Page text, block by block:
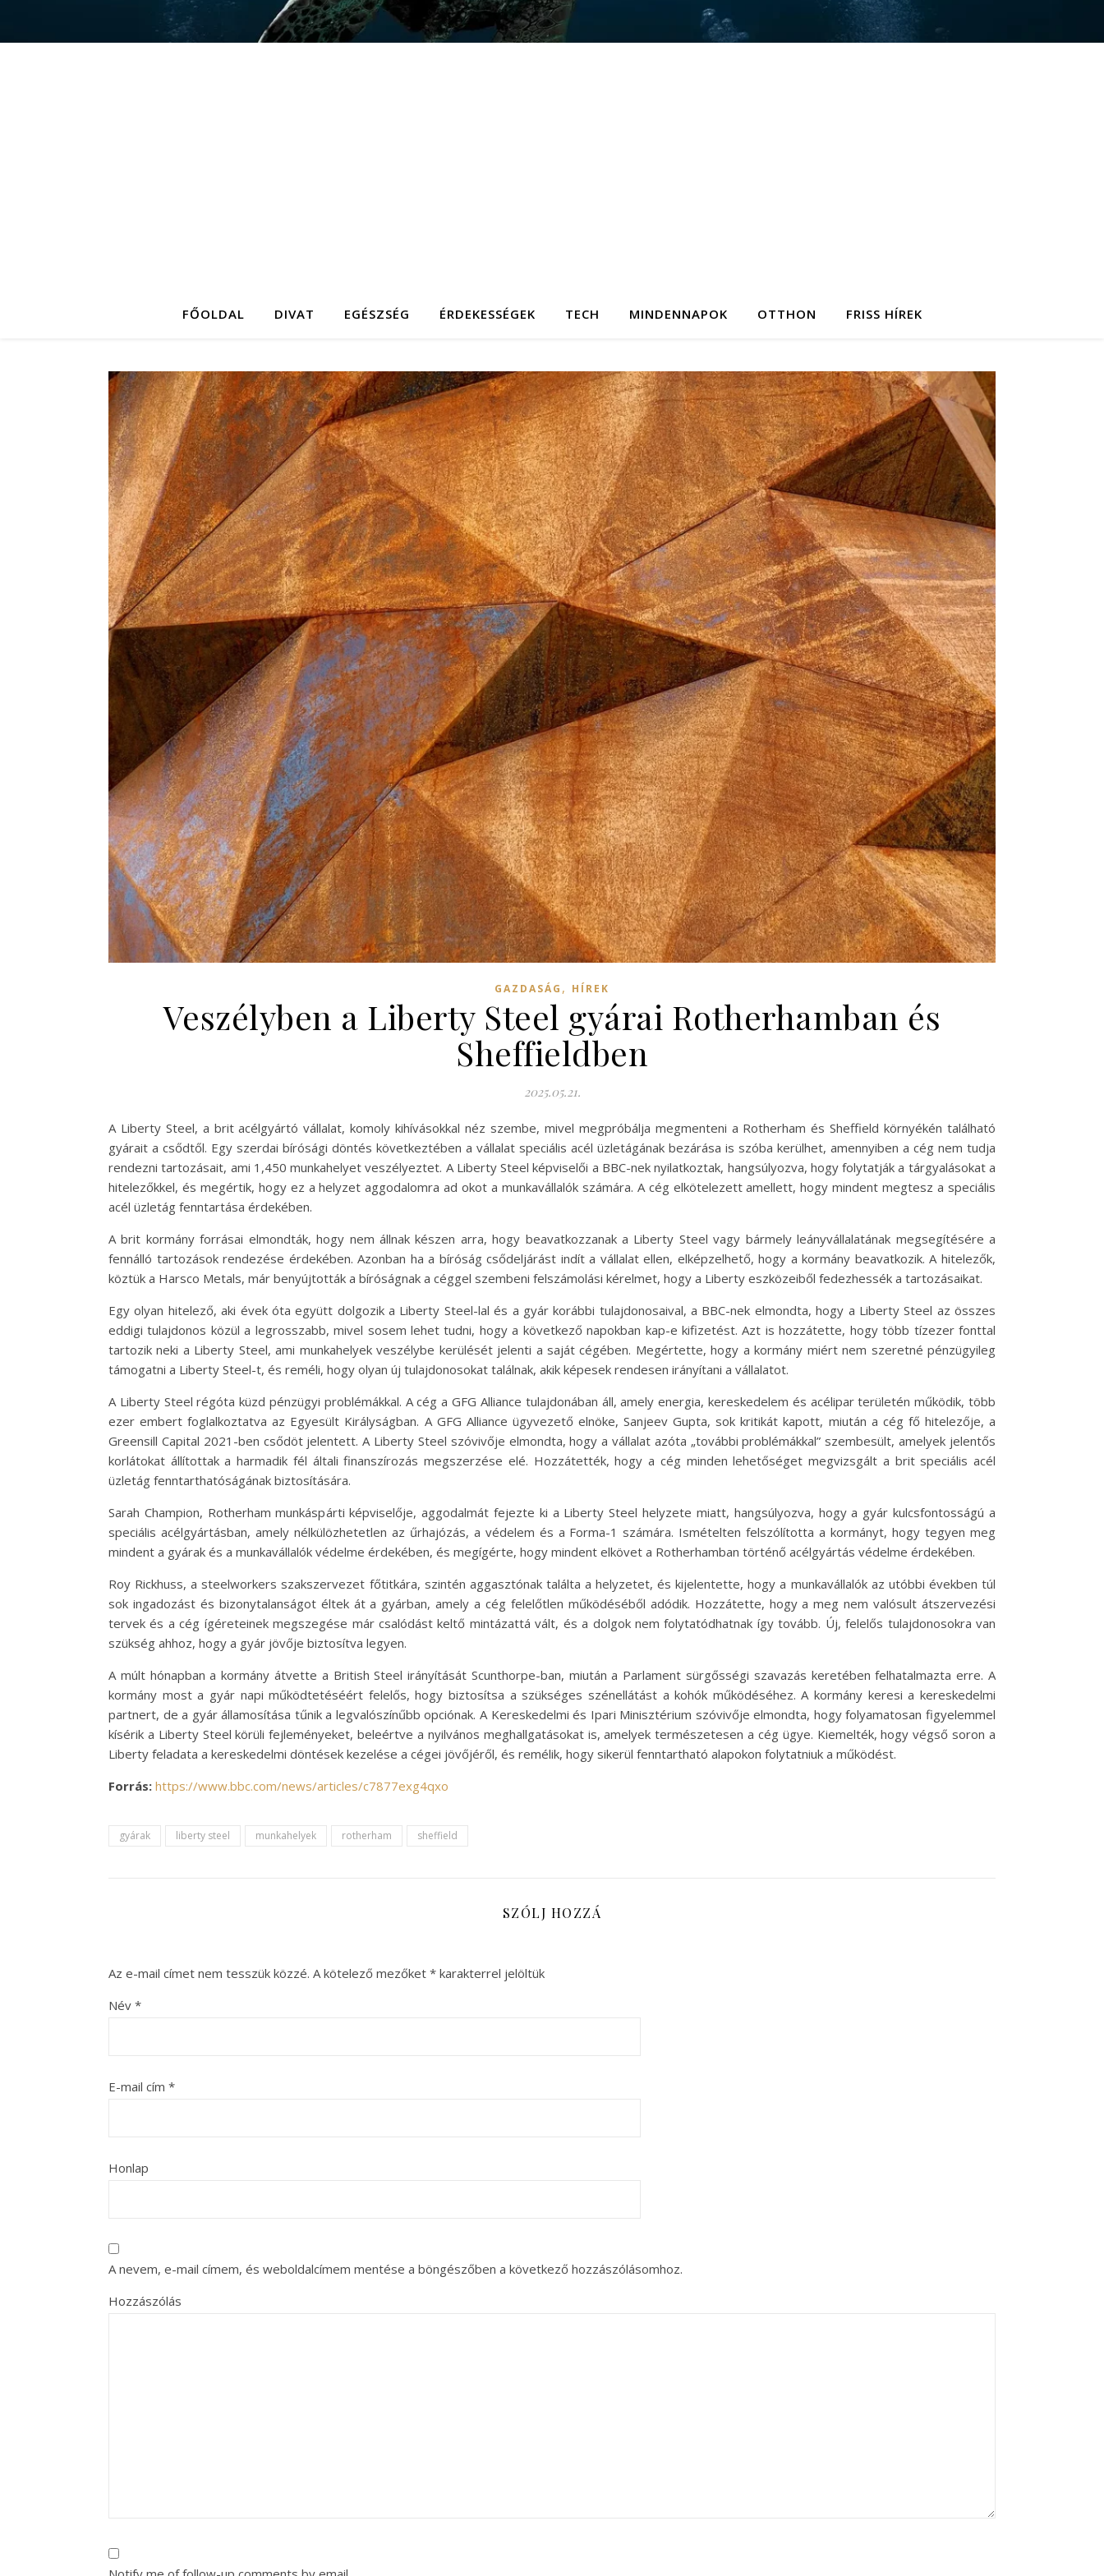
FŐOLDAL DIVAT EGÉSZSÉG ÉRDEKESSÉGEK TECH MINDENNAPOK OTTHON FRISS HÍREK
GAZDASÁG , HÍREK
Veszélyben a Liberty Steel gyárai Rotherhamban és
Sheffieldben
2025.05.21.
A Liberty Steel, a brit acélgyártó vállalat, komoly kihívásokkal néz szembe, mivel megpróbálja megmenteni a Rotherham és Sheffield környékén található
gyárait a csődtől. Egy szerdai bírósági döntés következtében a vállalat speciális acél üzletágának bezárása is szóba kerülhet, amennyiben a cég nem tudja
rendezni tartozásait, ami 1,450 munkahelyet veszélyeztet. A Liberty Steel képviselői a BBC-nek nyilatkoztak, hangsúlyozva, hogy folytatják a tárgyalásokat a
hitelezőkkel, és megértik, hogy ez a helyzet aggodalomra ad okot a munkavállalók számára. A cég elkötelezett amellett, hogy mindent megtesz a speciális
acél üzletág fenntartása érdekében.
A brit kormány forrásai elmondták, hogy nem állnak készen arra, hogy beavatkozzanak a Liberty Steel vagy bármely leányvállalatának megsegítésére a
fennálló tartozások rendezése érdekében. Azonban ha a bíróság csődeljárást indít a vállalat ellen, elképzelhető, hogy a kormány beavatkozik. A hitelezők,
köztük a Harsco Metals, már benyújtották a bíróságnak a céggel szembeni felszámolási kérelmet, hogy a Liberty eszközeiből fedezhessék a tartozásaikat.
Egy olyan hitelező, aki évek óta együtt dolgozik a Liberty Steel-lal és a gyár korábbi tulajdonosaival, a BBC-nek elmondta, hogy a Liberty Steel az összes
eddigi tulajdonos közül a legrosszabb, mivel sosem lehet tudni, hogy a következő napokban kap-e kifizetést. Azt is hozzátette, hogy több tízezer fonttal
tartozik neki a Liberty Steel, ami munkahelyek veszélybe kerülését jelenti a saját cégében. Megértette, hogy a kormány miért nem szeretné pénzügyileg
támogatni a Liberty Steel-t, és reméli, hogy olyan új tulajdonosokat találnak, akik képesek rendesen irányítani a vállalatot.
A Liberty Steel régóta küzd pénzügyi problémákkal. A cég a GFG Alliance tulajdonában áll, amely energia, kereskedelem és acélipar területén működik, több
ezer embert foglalkoztatva az Egyesült Királyságban. A GFG Alliance ügyvezető elnöke, Sanjeev Gupta, sok kritikát kapott, miután a cég fő hitelezője, a
Greensill Capital 2021-ben csődöt jelentett. A Liberty Steel szóvivője elmondta, hogy a vállalat azóta „további problémákkal” szembesült, amelyek jelentős
korlátokat állítottak a harmadik fél általi finanszírozás megszerzése elé. Hozzátették, hogy a cég minden lehetőséget megvizsgált a brit speciális acél
üzletág fenntarthatóságának biztosítására.
Sarah Champion, Rotherham munkáspárti képviselője, aggodalmát fejezte ki a Liberty Steel helyzete miatt, hangsúlyozva, hogy a gyár kulcsfontosságú a
speciális acélgyártásban, amely nélkülözhetetlen az űrhajózás, a védelem és a Forma-1 számára. Ismételten felszólította a kormányt, hogy tegyen meg
mindent a gyárak és a munkavállalók védelme érdekében, és megígérte, hogy mindent elkövet a Rotherhamban történő acélgyártás védelme érdekében.
Roy Rickhuss, a steelworkers szakszervezet főtitkára, szintén aggasztónak találta a helyzetet, és kijelentette, hogy a munkavállalók az utóbbi években túl
sok ingadozást és bizonytalanságot éltek át a gyárban, amely a cég felelőtlen működéséből adódik. Hozzátette, hogy a meg nem valósult átszervezési
tervek és a cég ígéreteinek megszegése már csalódást keltő mintázattá vált, és a dolgok nem folytatódhatnak így tovább. Új, felelős tulajdonosokra van
szükség ahhoz, hogy a gyár jövője biztosítva legyen.
A múlt hónapban a kormány átvette a British Steel irányítását Scunthorpe-ban, miután a Parlament sürgősségi szavazás keretében felhatalmazta erre. A
kormány most a gyár napi működtetéséért felelős, hogy biztosítsa a szükséges szénellátást a kohók működéséhez. A kormány keresi a kereskedelmi
partnert, de a gyár államosítása tűnik a legvalószínűbb opciónak. A Kereskedelmi és Ipari Minisztérium szóvivője elmondta, hogy folyamatosan figyelemmel
kísérik a Liberty Steel körüli fejleményeket, beleértve a nyilvános meghallgatásokat is, amelyek természetesen a cég ügye. Kiemelték, hogy végső soron a
Liberty feladata a kereskedelmi döntések kezelése a cégei jövőjéről, és remélik, hogy sikerül fenntartható alapokon folytatniuk a működést.
Forrás: https://www.bbc.com/news/articles/c7877exg4qxo
gyárak liberty steel munkahelyek rotherham sheffield
SZÓLJ HOZZÁ
Az e-mail címet nem tesszük közzé. A kötelező mezőket * karakterrel jelöltük
Név *
E-mail cím *
Honlap
A nevem, e-mail címem, és weboldalcímem mentése a böngészőben a következő hozzászólásomhoz.
Hozzászólás